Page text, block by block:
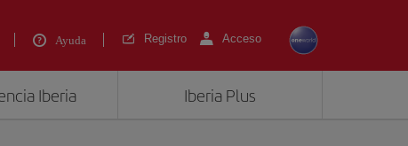
Ayuda Registro Acceso
Iberia Iberia Plus